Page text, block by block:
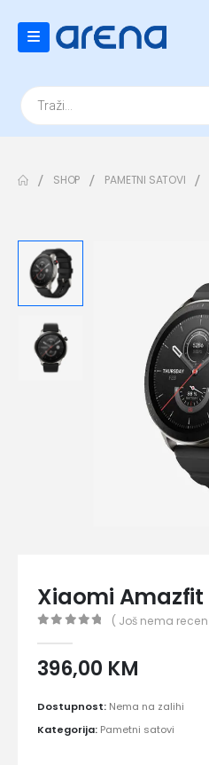
Products
search
SHOP PAMETNI SATOVI
Xiaomi Amazfit
( Još nema
396,00 KM
Dostupnost: Nema na zalihi
Kategorija: Pametni satovi